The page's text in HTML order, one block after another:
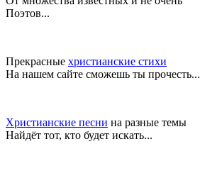
Поэтов...
Прекрасные христианские стихи
На нашем сайте сможешь ты прочесть...
Христианские песни на разные темы
Найдёт тот, кто будет искать...